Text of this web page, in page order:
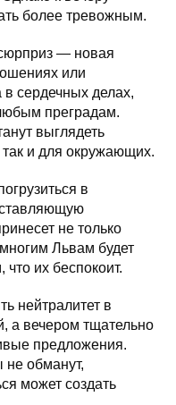
более тревожным.
— новая
или
сердечных делах,
преградам.
выглядеть
так и для окружающих.
в
не только
Львам будет
их беспокоит.
нейтралитет в
а вечером тщательно
предложения.
обманут,
может создать